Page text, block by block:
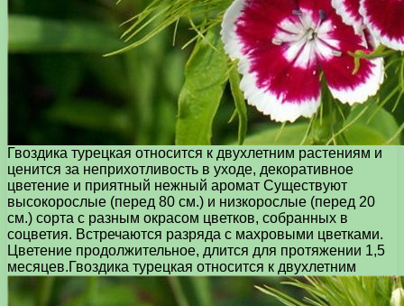
Гвоздика турецкая относится к двухлетним растениям и
ценится за неприхотливость в уходе, декоративное
цветение и приятный нежный аромат Существуют
высокорослые (перед 80 см.) и низкорослые (перед 20
см.) сорта с разным окрасом цветков, собранных в
соцветия. Встречаются разряда с махровыми цветками.
Цветение продолжительное, длится для протяжении 1,5
месяцев.Гвоздика турецкая относится к двухлетним